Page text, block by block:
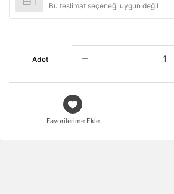
Bu teslimat seçeneği uygun değil
Adet
Favorilerime Ekle